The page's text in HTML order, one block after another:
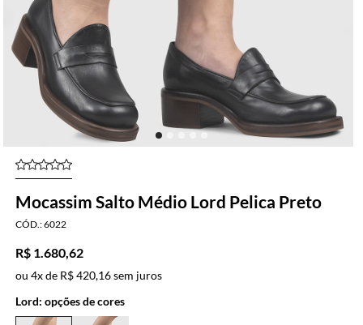
Mocassim Salto Médio Lord Pelica Preto
6022
R$ 1.680,62
ou4xde R$ 420,16sem juros
Lord: opções de cores